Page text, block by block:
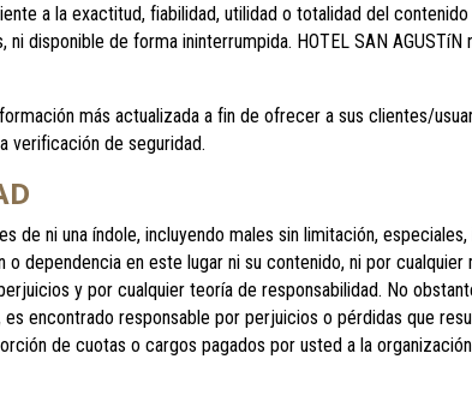
a la exactitud, fiabilidad, utilidad o totalidad del
disponible de forma ininterrumpida. HOTEL SAN
más actualizada a fin de ofrecer a sus clientes/
verificación de seguridad.
de ni una índole, incluyendo males sin limitación,
dependencia en este lugar ni su contenido, ni por
y por cualquier teoría de responsabilidad. No
encontrado responsable por perjuicios o pérdidas que
de cuotas o cargos pagados por usted a la